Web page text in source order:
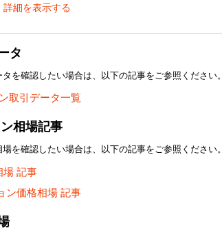
詳細を表示する
タ
を確認したい場合は、以下の記事をご参照ください。
取引データ一覧
相場記事
を確認したい場合は、以下の記事をご参照ください。
場 記事
ン価格相場 記事